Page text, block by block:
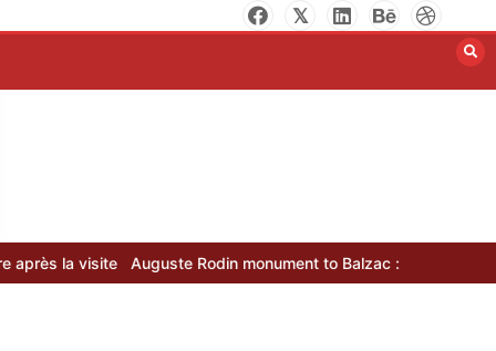
Auguste Rodin monument to Balzac : histoire et analyse de
séduit les amateurs